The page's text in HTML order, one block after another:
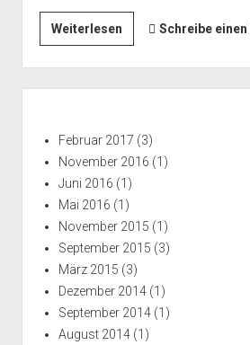
WeiterlesenFenestrierer
Schreibe
Februar 2017 (3)
November 2016 (1)
Juni 2016 (1)
Mai 2016 (1)
November 2015 (1)
September 2015 (3)
März 2015 (3)
Dezember 2014(1)
September 2014(1)
August 2014(1)